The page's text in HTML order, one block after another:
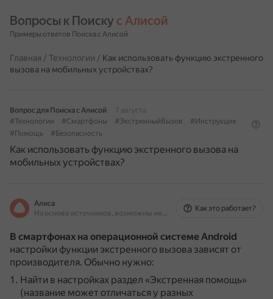
Вопросы к Поиску с Алисой
Примеры ответов Поиска с Алисой
Главная / Технологии / Как использовать функцию экстренного
вызова на мобильных устройствах?
Вопрос для Поиска с Алисой
7 августа
#Технологии
#Смартфоны #ЭкстренныйВызов
#Инструкция
#Помощь
#Безопасность
Как использовать функцию экстренного вызова на
мобильных устройствах?
Алиса
На основе источников, возможны неточности
Как это работает?
В смартфонах на операционной системе Android
настройки функции экстренного вызова зависят от
производителя. Обычно нужно:
Найти в настройках раздел «Экстренная помощь»
(название может отличаться у разных